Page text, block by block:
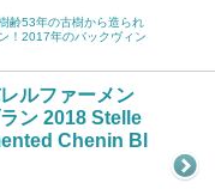
齢53年の古樹から造られ
！2017年のバックヴィン
ルファーメン
ン 2018 Stelle
Chenin Bl